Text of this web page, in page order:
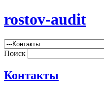
rostov-audit
Поиск
Контакты